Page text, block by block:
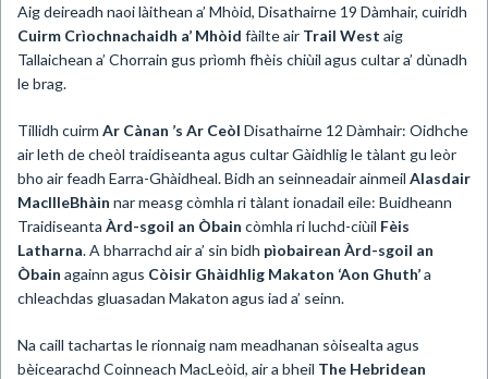
Aig deireadh naoi làithean a’ Mhòid, Disathairne 19 Dàmhair, cuiridh
Cuirm Crìochnachaidh a’ Mhòid fàilte air Trail West aig
Tallaichean a’ Chorrain gus prìomh fhèis chiùil agus cultar a’ dùnadh
le brag.
Tillidh cuirm Ar Cànan ’s Ar Ceòl Disathairne 12 Dàmhair: Oidhche
air leth de cheòl traidiseanta agus cultar Gàidhlig le tàlant gu leòr
bho air feadh Earra-Ghàidheal. Bidh an seinneadair ainmeil Alasdair
MacIlleBhàin nar measg còmhla ri tàlant ionadail eile: Buidheann
Traidiseanta Àrd-sgoil an Òbain còmhla ri luchd-ciùil Fèis
Latharna. A bharrachd air a’ sin bidh pìobairean Àrd-sgoil an
Òbain againn agus Còisir Ghàidhlig Makaton ‘Aon Ghuth’a
chleachdas gluasadan Makaton agus iad a’ seinn.
Na caill tachartas le rionnaig nam meadhanan sòisealta agus
bèicearachd Coinneach MacLeòid, air a bheil The Hebridean